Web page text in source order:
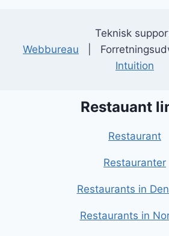
Teknisk
Webbureau |
Intuition
Restauant
Restaurant
Restauranter
Restaurants in
Restaurants in